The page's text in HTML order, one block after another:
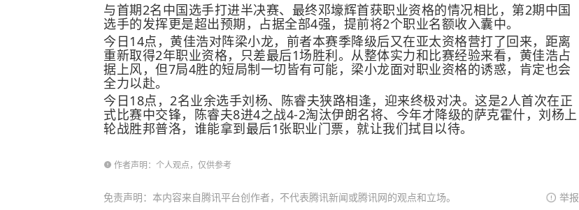
与首期2名中国选手打进半决赛、最终邓壕辉首获职业资格的情况相比，第2期中国
选手的发挥更是超出预期，占据全部4强，提前将2个职业名额收入囊中。
今日14点，黄佳浩对阵梁小龙，前者本赛季降级后又在亚太资格营打了回来，距离
重新取得2年职业资格，只差最后1场胜利。从整体实力和比赛经验来看，黄佳浩占
据上风，但7局4胜的短局制一切皆有可能，梁小龙面对职业资格的诱惑，肯定也会
全力以赴。
今日18点，2名业余选手刘杨、陈睿夫狭路相逢，迎来终极对决。这是2人首次在正
式比赛中交锋，陈睿夫8进4之战4-2淘汰伊朗名将、今年才降级的萨克霍什，刘杨上
轮战胜邦普洛，谁能拿到最后1张职业门票，就让我们拭目以待。
作者声明：个人观点，仅供参考
免责声明：本内容来自腾讯平台创作者，不代表腾讯新闻或腾讯网的观点和立场。 举报